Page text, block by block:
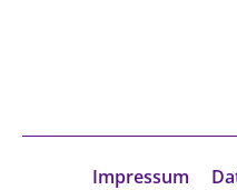
Impressum